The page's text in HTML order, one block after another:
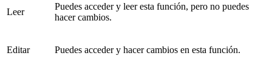
Leer
Puedes acceder y leer esta función, pero no puedes
hacer cambios.
Editar Puedes acceder y hacer cambios en esta función.